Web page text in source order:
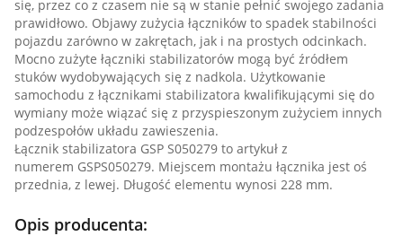
się, przez co z czasem nie są w stanie pełnić swojego zadania
prawidłowo. Objawy zużycia łączników to spadek stabilności
pojazdu zarówno w zakrętach, jak i na prostych odcinkach.
Mocno zużyte łączniki stabilizatorów mogą być źródłem
stuków wydobywających się z nadkola. Użytkowanie
samochodu z łącznikami stabilizatora kwalifikującymi się do
wymiany może wiązać się z przyspieszonym zużyciem innych
podzespołów układu zawieszenia.
Łącznik stabilizatora GSP S050279 to artykuł z
numerem GSPS050279. Miejscem montażu łącznika jest oś
przednia, z lewej. Długość elementu wynosi 228 mm.
Opis producenta: